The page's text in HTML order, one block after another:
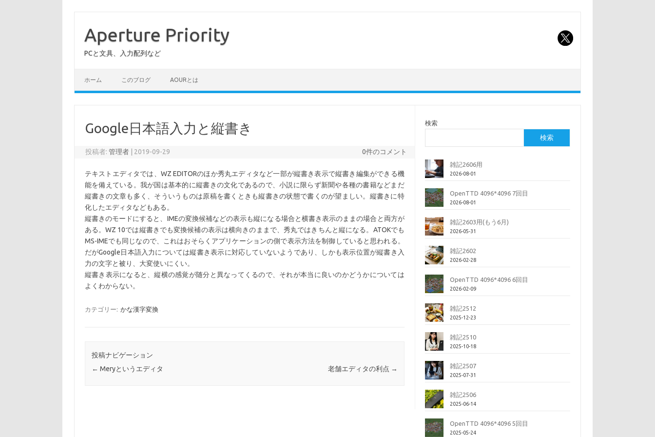
Aperture Priority
PCと文具、入力配列など
ホーム このブログ AOURとは
Google日本語入力と縦書き
投稿者:管理者 2019-09-29 0件のコメント
テキストエディタでは、WZ EDITORのほか秀丸エディタなど一部が縦書き表示で縦書き編集ができる機
能を備えている。我が国は基本的に縦書きの文化であるので、小説に限らず新聞や各種の書籍などまだ
縦書きの文章も多く、そういうものは原稿を書くときも縦書きの状態で書くのが望ましい。縦書きに特
化したエディタなどもある。
縦書きのモードにすると、IMEの変換候補などの表示も縦になる場合と横書き表示のままの場合と両方が
ある。WZ 10では縦書きでも変換候補の表示は横向きのままで、秀丸ではきちんと縦になる。ATOKでも
MS-IMEでも同じなので、これはおそらくアプリケーションの側で表示方法を制御していると思われる。
だがGoogle日本語入力については縦書き表示に対応していないようであり、しかも表示位置が縦書き入
力の文字と被り、大変使いにくい。
縦書き表示になると、縦横の感覚が随分と異なってくるので、それが本当に良いのかどうかについては
よくわからない。
カテゴリー: かな漢字変換
投稿ナビゲーション
← Meryというエディタ 老舗エディタの利点 →
検索
検索
雑記2606用
2026-08-01
OpenTTD 4096*4096 7回目
2026-08-01
雑記2603用(もう6月)
2026-05-31
雑記2602
2026-02-28
OpenTTD 4096*4096 6回目
2026-02-09
雑記2512
2025-12-23
雑記2510
2025-10-18
雑記2507
2025-07-31
雑記2506
2025-06-14
OpenTTD 4096*4096 5回目
2025-05-24